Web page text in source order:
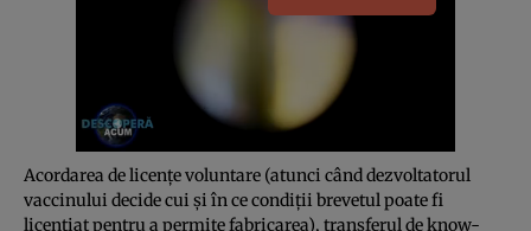
Acordarea de licențe voluntare (atunci când dezvoltatorul
vaccinului decide cui și în ce condiții brevetul poate fi
licențiat pentru a permite fabricarea), transferul de know-